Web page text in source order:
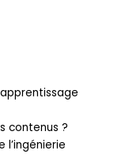
contenus ?